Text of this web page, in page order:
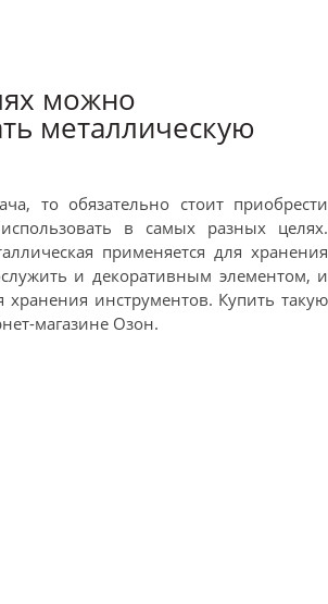
можно
металлическую
то обязательно стоит приобрести
в самых разных целях.
применяется для хранения
и декоративным элементом, и
хранения инструментов. Купить такую
магазине Озон.